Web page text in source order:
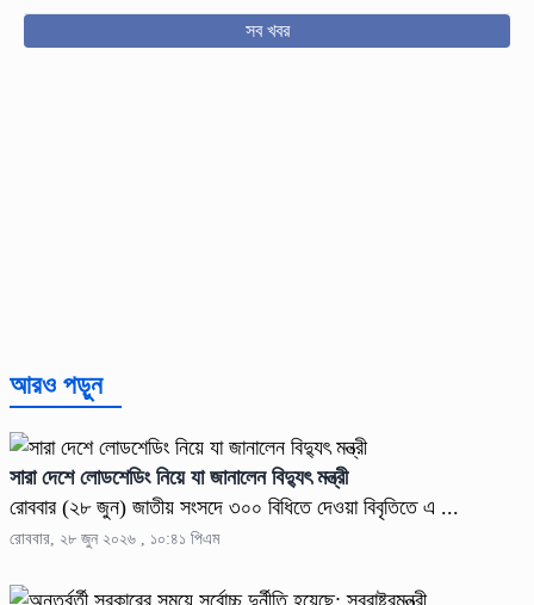
সব খবর
আরও পড়ুন
সারা দেশে লোডশেডিং নিয়ে যা জানালেন বিদ্যুৎ মন্ত্রী
রোববার (২৮ জুন) জাতীয় সংসদে ৩০০ বিধিতে দেওয়া বিবৃতিতে এ ...
রোববার, ২৮ জুন ২০২৬ , ১০:৪১ পিএম